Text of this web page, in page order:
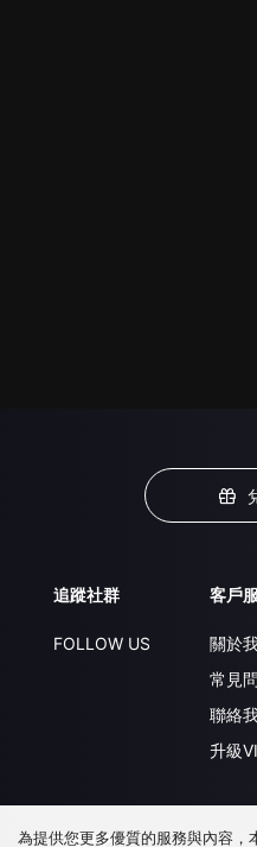
追蹤社群
FOLLOW US
客戶
關於
常見
聯絡
升級
下載 APP
為提供您更多優質的服務與內容